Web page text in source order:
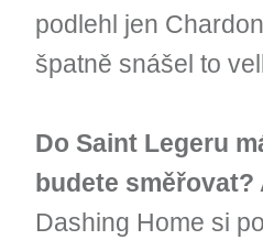
podlehl jen
špatně snášel to
Do Saint Legeru
budete
Dashing Home si